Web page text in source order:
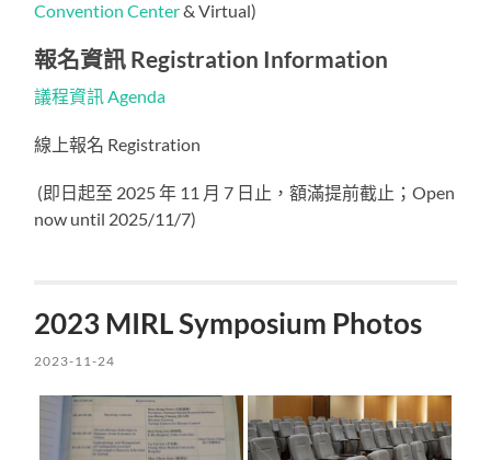
Convention Center& Virtual)
報名資訊 Registration Information
議程資訊 Agenda
線上報名 Registration
(即日起至 2025 年 11 月 7 日止，額滿提前截止；Open
now until 2025/11/7)
2023 MIRL Symposium Photos
2023-11-24